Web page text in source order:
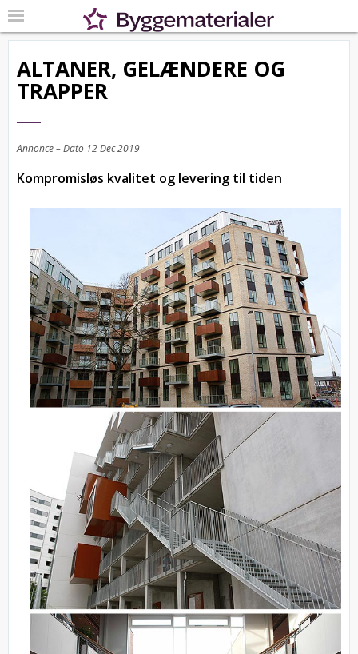
ALTANER, GELÆNDERE OG
TRAPPER
Annonce – Dato 12 Dec 2019
Kompromisløs kvalitet og levering til tiden